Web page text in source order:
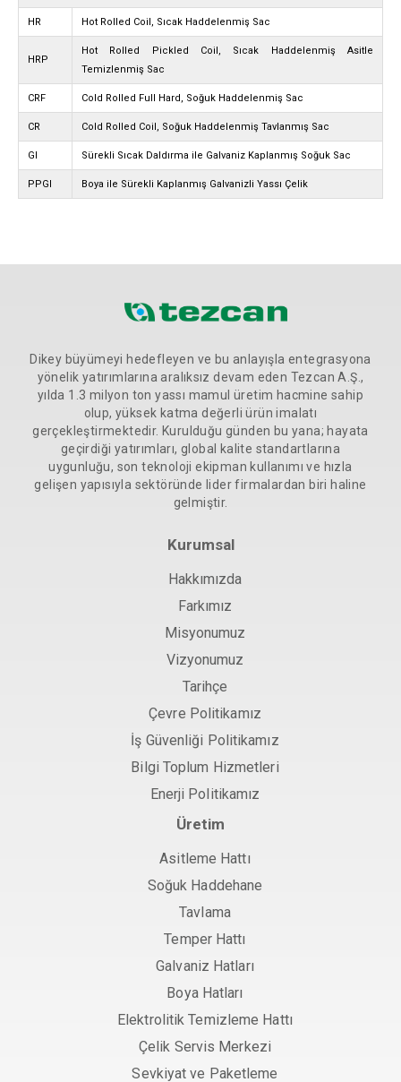
HR Hot Rolled Coil, Sıcak Haddelenmiş Sac
HRP
Hot Rolled Pickled Coil, Sıcak Haddelenmiş Asitle
Temizlenmiş Sac
CRF Cold Rolled Full Hard, Soğuk Haddelenmiş Sac
CR Cold Rolled Coil, Soğuk Haddelenmiş Tavlanmış Sac
GI Sürekli Sıcak Daldırma ile Galvaniz Kaplanmış Soğuk Sac
PPGI Boya ile Sürekli Kaplanmış Galvanizli Yassı Çelik
Dikey büyümeyi hedefleyen ve bu anlayışla entegrasyona
yönelik yatırımlarına aralıksız devam eden Tezcan A.Ş.,
yılda 1.3 milyon ton yassı mamul üretim hacmine sahip
olup, yüksek katma değerli ürün imalatı
gerçekleştirmektedir. Kurulduğu günden bu yana; hayata
geçirdiği yatırımları, global kalite standartlarına
uygunluğu, son teknoloji ekipman kullanımı ve hızla
gelişen yapısıyla sektöründe lider firmalardan biri haline
gelmiştir.
Kurumsal
Hakkımızda
Farkımız
Misyonumuz
Vizyonumuz
Tarihçe
Çevre Politikamız
İş Güvenliği Politikamız
Bilgi Toplum Hizmetleri
Enerji Politikamız
Üretim
Asitleme Hattı
Soğuk Haddehane
Tavlama
Temper Hattı
Galvaniz Hatları
Boya Hatları
Elektrolitik Temizleme Hattı
Çelik Servis Merkezi
Sevkiyat ve Paketleme